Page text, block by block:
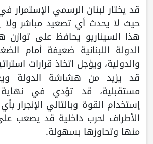
قد يختار لبنان الرسمي الإستمرار
حيث لا يحدث أي تصعيد مباشر ولا
هذا السيناريو يحافظ على
الدولة اللبنانية ضعيفة أمام
والدولية، ويؤجل اتخاذ قرارات
قد يزيد من هشاشة الدولة
مستقبلية، قد تؤدي في
إستخدام القوة وبالتالي الإنجرار
الأطراف لحرب داخلية قد يصعب
منها وتحاوزها بسهولة.